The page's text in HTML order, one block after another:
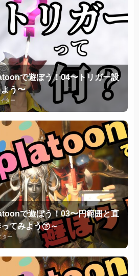
で遊ぼう！04〜トリガー設
う〜
ター
で遊ぼう！03〜円範囲と直
てみよう㊦～
ター